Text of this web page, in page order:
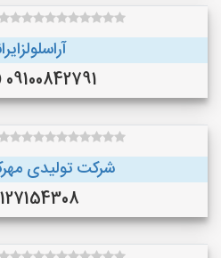
09100842791 (زرندیه )
شرکت تولیدی
()